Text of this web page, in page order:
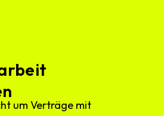
um Verträge mit